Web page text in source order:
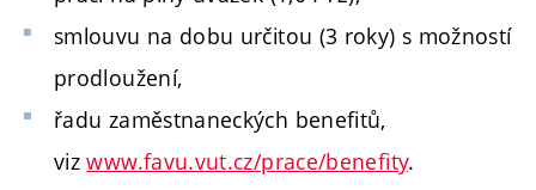
smlouvu na dobu určitou (3 roky) s možností
prodloužení,
řadu zaměstnaneckých benefitů,
vizwww.favu.vut.cz/prace/benefity.